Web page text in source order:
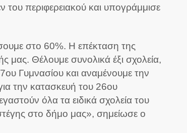
περιφερειακού και υπογράμμισε
στο 60%. Η επέκταση της
μας. Θέλουμε συνολικά έξι σχολεία,
Γυμνασίου και αναμένουμε την
την κατασκευή του 26ου
όλα τα ειδικά σχολεία του
στο δήμο μας», σημείωσε ο